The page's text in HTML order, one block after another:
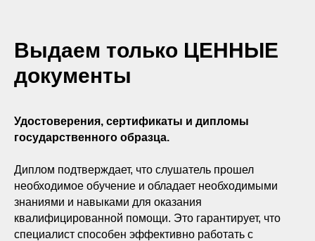
Выдаем только ЦЕННЫЕ
документы
Удостоверения, сертификаты и дипломы
государственного образца.
Диплом подтверждает, что слушатель прошел
необходимое обучение и обладает необходимыми
знаниями и навыками для оказания
квалифицированной помощи. Это гарантирует, что
специалист способен эффективно работать с